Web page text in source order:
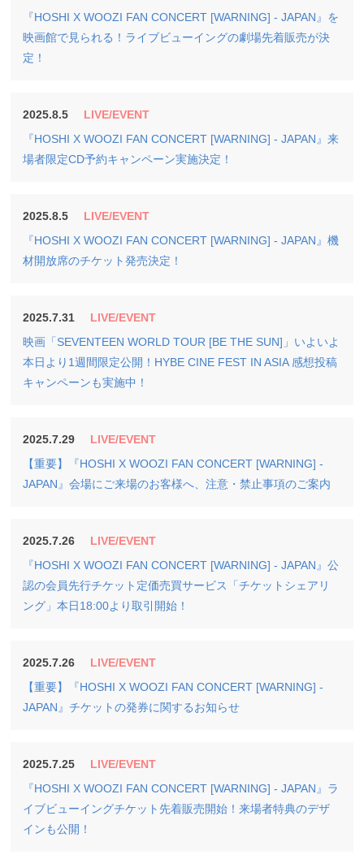
『HOSHI X WOOZI FAN CONCERT [WARNING] - JAPAN』を
映画館で見られる！ライブビューイングの劇場先着販売が決
定！
2025.8.5
LIVE/EVENT
『HOSHI X WOOZI FAN CONCERT [WARNING] - JAPAN』来
場者限定CD予約キャンペーン実施決定！
2025.8.5
LIVE/EVENT
『HOSHI X WOOZI FAN CONCERT [WARNING] - JAPAN』機
材開放席のチケット発売決定！
2025.7.31
LIVE/EVENT
映画「SEVENTEEN WORLD TOUR [BE THE SUN]」いよいよ
本日より1週間限定公開！HYBE CINE FEST IN ASIA 感想投稿
キャンペーンも実施中！
2025.7.29
LIVE/EVENT
【重要】『HOSHI X WOOZI FAN CONCERT [WARNING] -
JAPAN』会場にご来場のお客様へ、注意・禁止事項のご案内
2025.7.26
LIVE/EVENT
『HOSHI X WOOZI FAN CONCERT [WARNING] - JAPAN』公
認の会員先行チケット定価売買サービス「チケットシェアリ
ング」本日18:00より取引開始！
2025.7.26
LIVE/EVENT
【重要】『HOSHI X WOOZI FAN CONCERT [WARNING] -
JAPAN』チケットの発券に関するお知らせ
2025.7.25
LIVE/EVENT
『HOSHI X WOOZI FAN CONCERT [WARNING] - JAPAN』ラ
イブビューイングチケット先着販売開始！来場者特典のデザ
インも公開！